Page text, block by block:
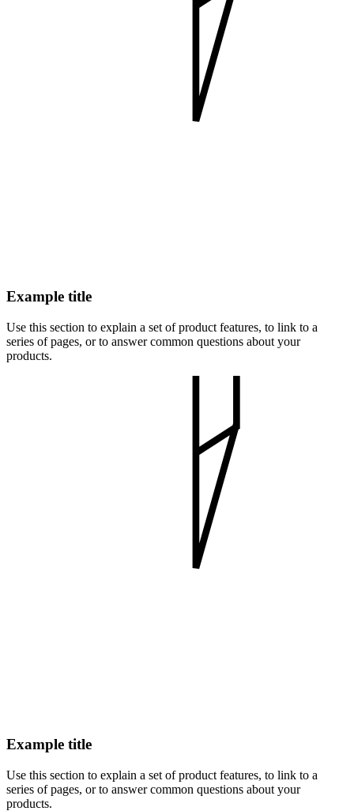
Example title
Use this section to explain a set of product features, to link to a
series of pages, or to answer common questions about your
products.
Example title
Use this section to explain a set of product features, to link to a
series of pages, or to answer common questions about your
products.